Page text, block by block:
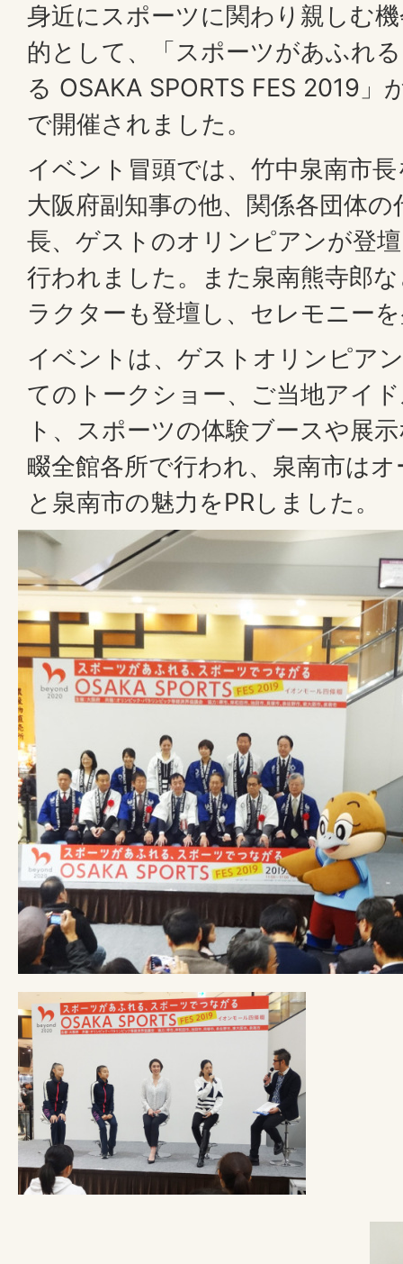
身近にスポーツに関わり親しむ
的として、「スポーツがあふれ
る OSAKA SPORTS FES 2019」
で開催されました。
イベント冒頭では、竹中泉南市
大阪府副知事の他、関係各団体
長、ゲストのオリンピアンが登
行われました。また泉南熊寺郎
ラクターも登壇し、セレモニー
イベントは、ゲストオリンピア
てのトークショー、ご当地アイ
ト、スポーツの体験ブースや展
畷全館各所で行われ、泉南市は
と泉南市の魅力をPRしました。